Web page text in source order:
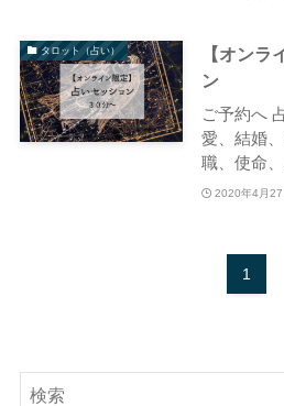
タロット（占い）
【オンラ
ン
ご予約へ
愛、結婚
職、使命
2020年4月27
1